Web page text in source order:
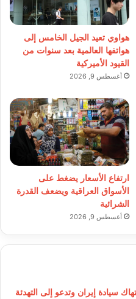
هواوي تعيد الجيل الخامس إلى
هواتفها العالمية بعد سنوات من
القيود الأميركية
أغسطس 9, 2026
ارتفاع الأسعار يضغط على
الأسواق العراقية ويضعف القدرة
الشرائية
أغسطس 9, 2026
سيادة إيران وتدعو إلى التهدئة